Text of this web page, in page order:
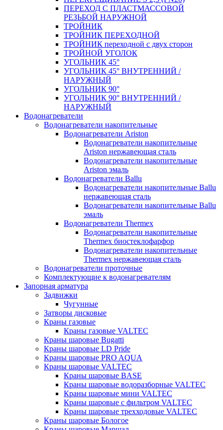
ПЕРЕХОД С ПЛАСТМАССОВОЙ
РЕЗЬБОЙ НАРУЖНОЙ
ТРОЙНИК
ТРОЙНИК ПЕРЕXОДНОЙ
ТРОЙНИК переходной с двух сторон
ТРОЙНОЙ УГОЛОК
УГОЛЬНИК 45°
УГОЛЬНИК 45° ВНУТРЕННИЙ /
НАРУЖНЫЙ
УГОЛЬНИК 90°
УГОЛЬНИК 90° ВНУТРЕННИЙ /
НАРУЖНЫЙ
Водонагреватели
Водонагреватели накопительные
Водонагреватели Ariston
Водонагреватели накопительные
Ariston нержавеющая сталь
Водонагреватели накопительные
Ariston эмаль
Водонагреватели Ballu
Водонагреватели накопительные Ballu
нержавеющая сталь
Водонагреватели накопительные Ballu
эмаль
Водонагреватели Thermex
Водонагреватели накопительные
Thermex биостеклофарфор
Водонагреватели накопительные
Thermex нержавеющая сталь
Водонагреватели проточные
Комплектующие к водонагревателям
Запорная арматура
Задвижки
Чугунные
Затворы дисковые
Краны газовые
Краны газовые VALTEC
Краны шаровые Bugatti
Краны шаровые LD Pride
Краны шаровые PRO AQUA
Краны шаровые VALTEC
Краны шаровые BASE
Краны шаровые водоразборные VALTEC
Краны шаровые мини VALTEC
Краны шаровые с фильтром VALTEC
Краны шаровые трехходовые VALTEC
Краны шаровые Бологое